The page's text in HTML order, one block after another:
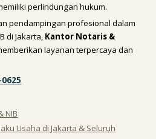
perlindungan hukum.
pendampingan profesional dalam
di Jakarta, Kantor Notaris &
layanan terpercaya dan
NIB
Usaha di Jakarta & Seluruh